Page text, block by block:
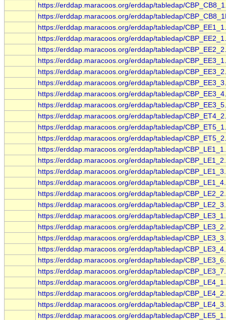
https://erddap.maracoos.org/erddap/tabledap/
https://erddap.maracoos.org/erddap/tabledap/
https://erddap.maracoos.org/erddap/tabledap/
https://erddap.maracoos.org/erddap/tabledap/
https://erddap.maracoos.org/erddap/tabledap/
https://erddap.maracoos.org/erddap/tabledap/
https://erddap.maracoos.org/erddap/tabledap/
https://erddap.maracoos.org/erddap/tabledap/
https://erddap.maracoos.org/erddap/tabledap/
https://erddap.maracoos.org/erddap/tabledap/
https://erddap.maracoos.org/erddap/tabledap/
https://erddap.maracoos.org/erddap/tabledap/
https://erddap.maracoos.org/erddap/tabledap/
https://erddap.maracoos.org/erddap/tabledap/
https://erddap.maracoos.org/erddap/tabledap/
https://erddap.maracoos.org/erddap/tabledap/
https://erddap.maracoos.org/erddap/tabledap/
https://erddap.maracoos.org/erddap/tabledap/
https://erddap.maracoos.org/erddap/tabledap/
https://erddap.maracoos.org/erddap/tabledap/
https://erddap.maracoos.org/erddap/tabledap/
https://erddap.maracoos.org/erddap/tabledap/
https://erddap.maracoos.org/erddap/tabledap/
https://erddap.maracoos.org/erddap/tabledap/
https://erddap.maracoos.org/erddap/tabledap/
https://erddap.maracoos.org/erddap/tabledap/
https://erddap.maracoos.org/erddap/tabledap/
https://erddap.maracoos.org/erddap/tabledap/
https://erddap.maracoos.org/erddap/tabledap/